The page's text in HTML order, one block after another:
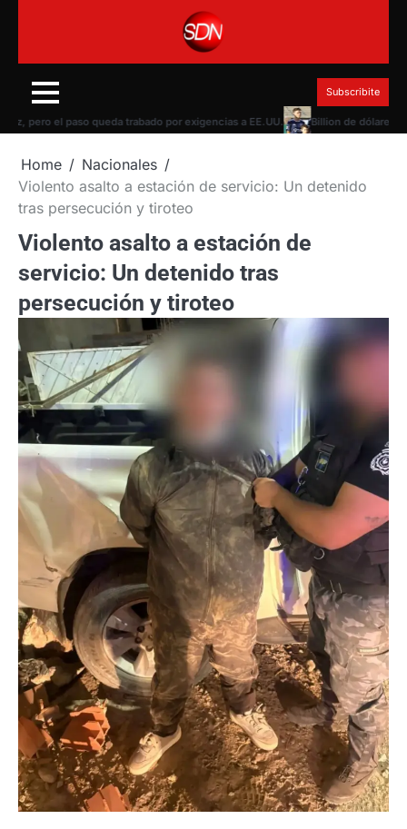
Subscribite
el paso queda trabado por exigencias a EE.UU. Billion de dólares de
Home
Nacionales
Violento asalto a estación de servicio: Un detenido
tras persecución y tiroteo
Violento asalto a estación de
servicio: Un detenido tras
persecución y tiroteo